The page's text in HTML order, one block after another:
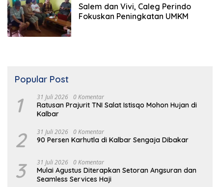
Oktober 2018
Salem dan Vivi, Caleg Perindo
Fokuskan Peningkatan UMKM
Popular Post
1 31 Juli 2026 0 Komentar
Ratusan Prajurit TNI Salat Istisqo Mohon Hujan di
Kalbar
2 31 Juli 2026 0 Komentar
90 Persen Karhutla di Kalbar Sengaja Dibakar
3 31 Juli 2026 0 Komentar
Mulai Agustus Diterapkan Setoran Angsuran dan
Seamless Services Haji